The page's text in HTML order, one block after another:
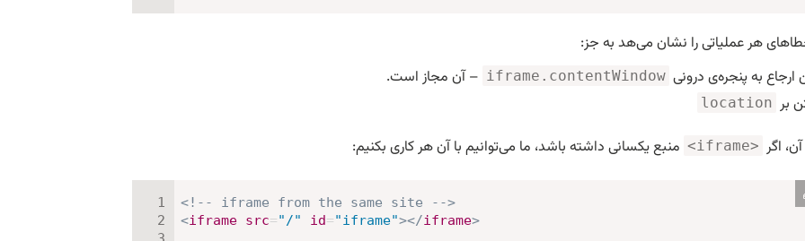
هر عملیاتی را نشان می‌هد به جز:
ارجاع به پنجره‌ی درونی iframe.contentWindow – آن مجاز است.
بر location
اگر <iframe> منبع یکسانی داشته باشد،‌ ما می‌توانیم با آن هر کاری بکنیم:
<!-- iframe from the same site -->
<iframe src="/" id="iframe"></iframe>